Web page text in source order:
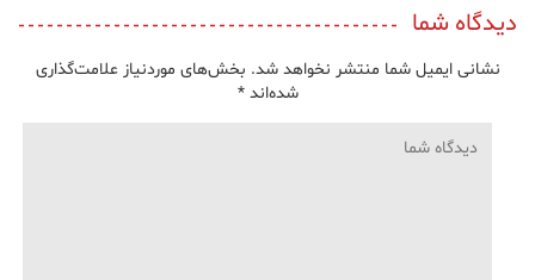
دیدگاه شما
نشانی ایمیل شما منتشر نخواهد شد. بخش‌های موردنیاز علامت‌گذاری
شده‌اند*